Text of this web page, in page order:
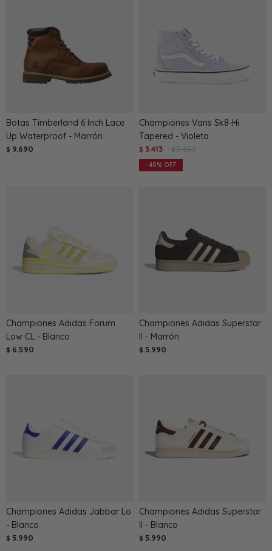
Botas Timberland 6 Inch Lace
Up Waterproof - Marrón
$ 9.690
Championes Vans Sk8-Hi
Tapered - Violeta
$ 3.413 $ 5.690
40
Championes Adidas Forum
Low CL - Blanco
$ 6.590
Championes Adidas Superstar
II - Marrón
$ 5.990
Championes Adidas Jabbar Lo
- Blanco
$ 5.990
Championes Adidas Superstar
II - Blanco
$ 5.990